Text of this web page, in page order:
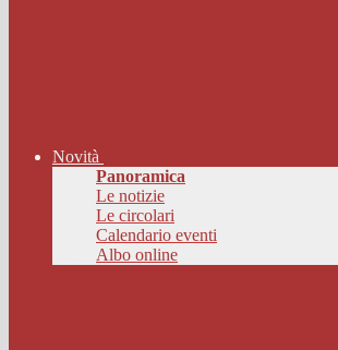
Novità
Panoramica
Le notizie
Le circolari
Calendario eventi
Albo online